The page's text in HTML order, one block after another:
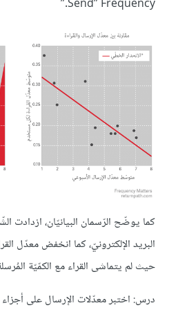
Send” Frequency.”
كما يوضّح الرّسمان البيانيّان، ازدادت
البريد الإلكترونيّ، كما انخفض معدّل
حيث لم يتماشى القراء مع الكمّيّة
درس: اختبر معدّلات الإرسال على أجزاء